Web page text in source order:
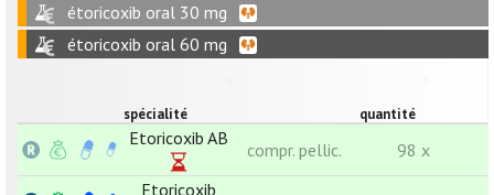
étoricoxib oral 30 mg
étoricoxib oral 60 mg
spécialité quantité
Etoricoxib AB
compr. pellic.
98 x
Etoricoxib